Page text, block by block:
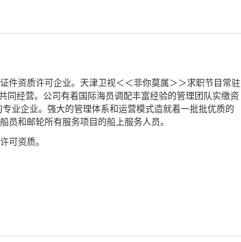
件资质许可企业。天津卫视＜＜非你莫属＞＞求职节目常驻
同经营。公司有着国际海员调配丰富经验的管理团队实缴资
业企业。强大的管理体系和运营模式造就着一批批优质的
员和邮轮所有服务项目的船上服务人员。
可资质。